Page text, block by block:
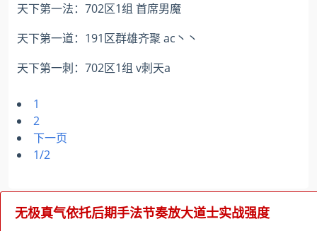
天下第一法：702区1组 首席男魔
天下第一道：191区群雄齐聚 ac丶丶
天下第一刺：702区1组 v刺天a
1
2
下一页
1/2
无极真气依托后期手法节奏放大道士实战强度